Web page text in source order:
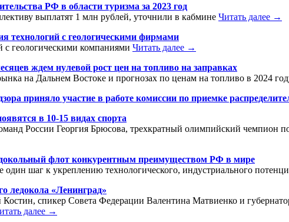
РФ в области туризма за 2023 год
выплатят 1 млн рублей, уточнили в кабмине Читать далее →
технологий с геологическими фирмами
с геологическими компаниями Читать далее →
ждем нулевой рост цен на топливо на заправках
на Дальнем Востоке и прогнозах по ценам на топливо в 2024
приняло участие в работе комиссии по приемке
в 10-15 видах спорта
России Георгия Брюсова, трехкратный олимпийский чемпион
флот конкурентным преимуществом РФ в мире
один шаг к укреплению технологического, индустриального
ледокола «Ленинград»
спикер Совета Федерации Валентина Матвиенко и
далее →